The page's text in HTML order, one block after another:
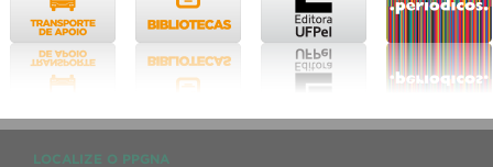
LOCALIZE O PPGNA